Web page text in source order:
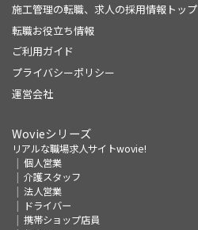
施工管理の転職、求人の採用情報トップ
転職お役立ち情報
ご利用ガイド
プライバシーポリシー
運営会社
Wovieシリーズ
リアルな職場求人サイトwovie!
個人営業
介護スタッフ
法人営業
ドライバー
携帯ショップ店員